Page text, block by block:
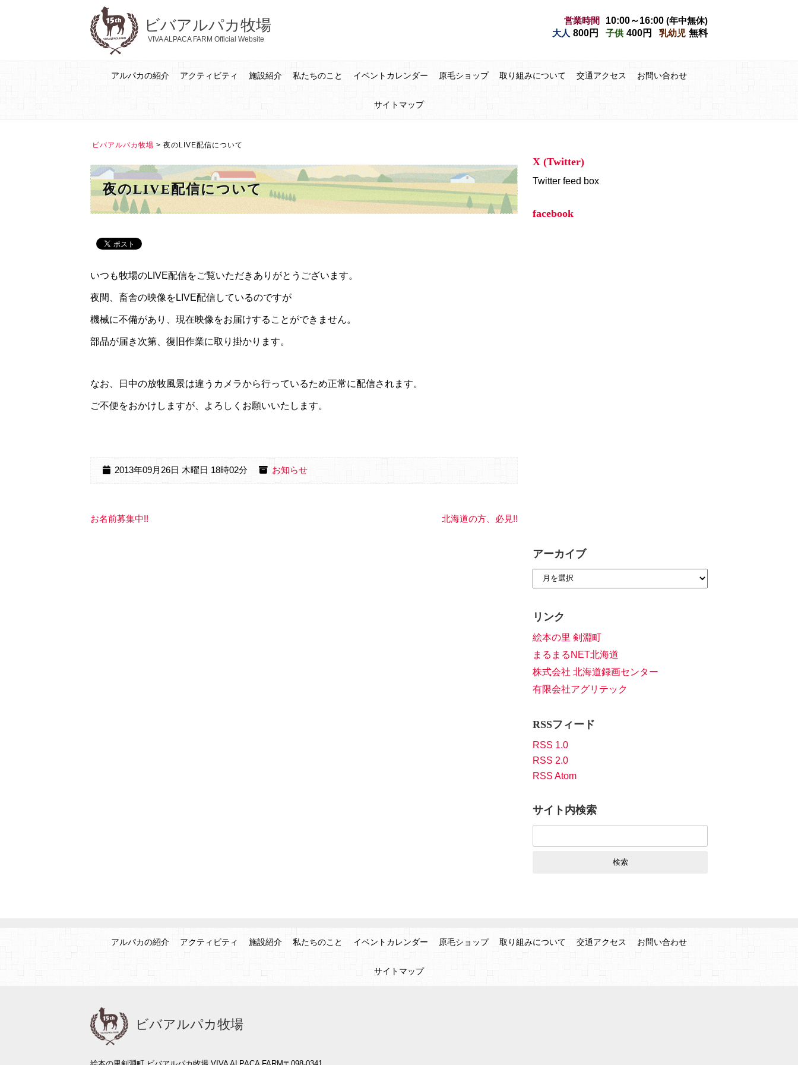
ビバアルパカ牧場
VIVA ALPACA FARM Official Website
営業時間 10:00～16:00 (年中無休)
大人 800円 子供 400円 乳幼児 無料
アルパカの紹介 アクティビティ 施設紹介 私たちのこと イベントカレンダー 原毛ショップ 取り組みについて 交通アクセス お問い合わせ
サイトマップ
ビバアルパカ牧場 > 夜のLIVE配信について
夜のLIVE配信について
いつも牧場のLIVE配信をご覧いただきありがとうございます。
夜間、畜舎の映像をLIVE配信しているのですが
機械に不備があり、現在映像をお届けすることができません。
部品が届き次第、復旧作業に取り掛かります。
なお、日中の放牧風景は違うカメラから行っているため正常に配信されます。
ご不便をおかけしますが、よろしくお願いいたします。
2013年09月26日 木曜日 18時02分 お知らせ
お名前募集中!! 北海道の方、必見!!
X (Twitter)
Twitter feed box
facebook
アーカイブ
リンク
絵本の里 剣淵町
まるまるNET北海道
株式会社 北海道録画センター
有限会社アグリテック
RSSフィード
RSS 1.0
RSS 2.0
RSS Atom
サイト内検索
アルパカの紹介 アクティビティ 施設紹介 私たちのこと イベントカレンダー 原毛ショップ 取り組みについて 交通アクセス お問い合わせ
サイトマップ
ビバアルパカ牧場